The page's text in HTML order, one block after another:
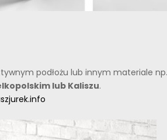
podłożu lub innym materiale
lub Kaliszu.